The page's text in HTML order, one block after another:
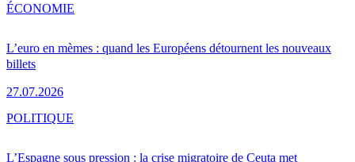
L’euro en mèmes : quand les Européens détournent les nouveaux
billets
27.07.2026
ÉCONOMIE
L’Espagne sous pression : la crise migratoire de Ceuta met
POLITIQUE